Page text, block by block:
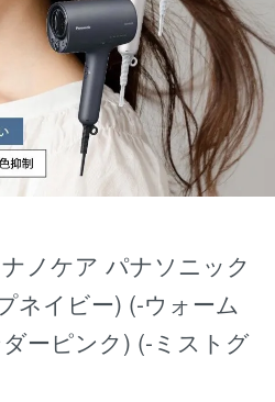
ノケア パナソニック
ネイビー) (-ウォーム
ーピンク) (-ミストグ